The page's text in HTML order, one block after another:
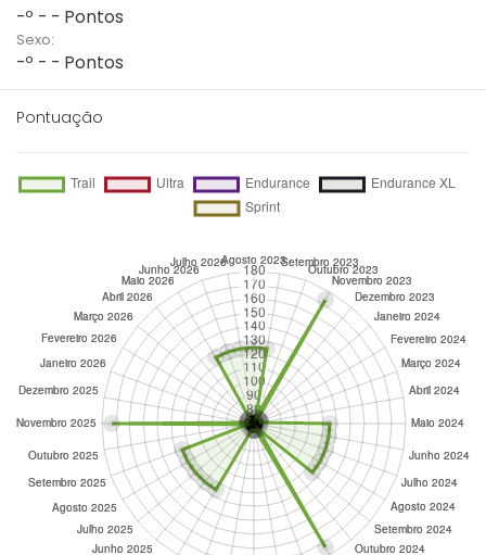
-º - - Pontos
Sexo:
-º - - Pontos
Pontuação